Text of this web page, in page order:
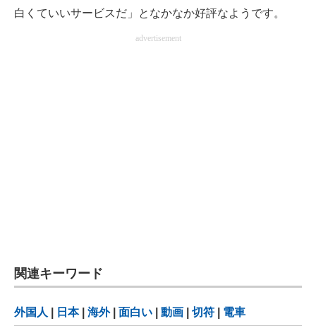
白くていいサービスだ」となかなか好評なようです。
advertisement
関連キーワード
外国人 日本| 海外| 面白い 動画 切符 電車